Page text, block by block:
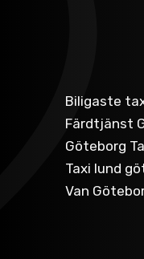
Biligaste
Färdtjänst
Göteborg
Taxi lund
Van